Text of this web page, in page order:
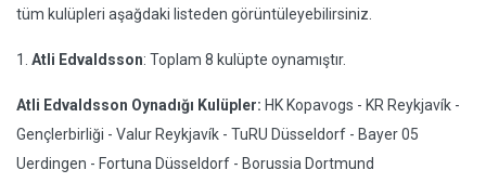
tüm kulüpleri aşağdaki listeden görüntüleyebilirsiniz.
1. Atli Edvaldsson: Toplam 8 kulüpte oynamıştır.
Atli Edvaldsson Oynadığı Kulüpler: HK Kopavogs - KR Reykjavík -
Gençlerbirliği - Valur Reykjavík - TuRU Düsseldorf - Bayer 05
Uerdingen - Fortuna Düsseldorf - Borussia Dortmund